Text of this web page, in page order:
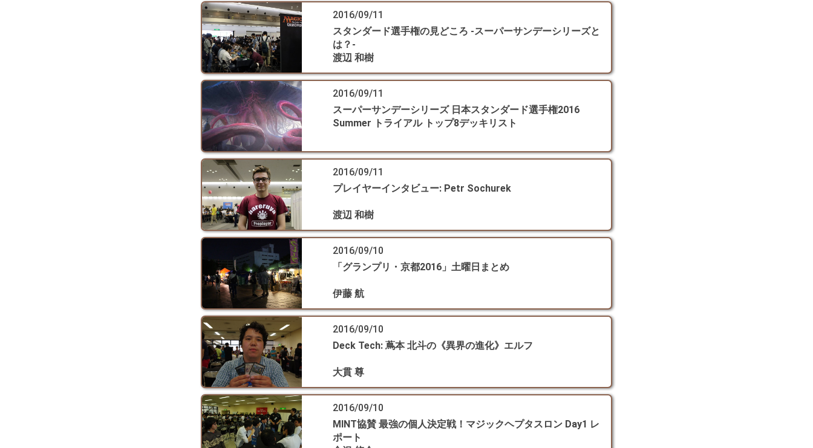
2016/09/11
スタンダード選手権の見どころ -スーパーサンデーシリーズと
は？-
渡辺 和樹
2016/09/11
スーパーサンデーシリーズ 日本スタンダード選手権2016
Summer トライアル トップ8デッキリスト
2016/09/11
プレイヤーインタビュー: Petr Sochurek
渡辺 和樹
2016/09/10
「グランプリ・京都2016」土曜日まとめ
伊藤 航
2016/09/10
Deck Tech: 蔦本 北斗の《異界の進化》エルフ
大貫 尊
2016/09/10
MINT協賛 最強の個人決定戦！マジックヘプタスロン Day1 レ
ポート